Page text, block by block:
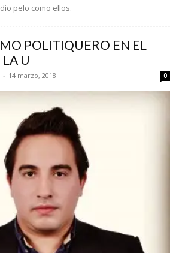
pelo como ellos.
POLITIQUERO EN EL
U
- 14 marzo, 2018 0